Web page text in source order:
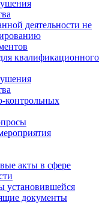
деятельности не
квалификационного
контрольных
акты в сфере
установившейся
документы